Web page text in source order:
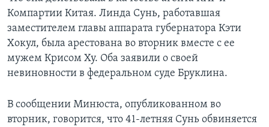
Компартии Китая. Линда Сунь, работавшая
заместителем главы аппарата губернатора Кэти
Хокул, была арестована во вторник вместе с ее
мужем Крисом Ху. Оба заявили о своей
невиновности в федеральном суде Бруклина.
В сообщении Минюста, опубликованном во
вторник, говорится, что 41-летняя Сунь обвиняется